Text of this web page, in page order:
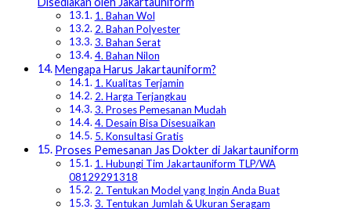
1. Bahan Wol
2. Bahan Polyester
3. Bahan Serat
4. Bahan Nilon
Mengapa Harus Jakartauniform?
1. Kualitas Terjamin
2. Harga Terjangkau
3. Proses Pemesanan Mudah
4. Desain Bisa Disesuaikan
5. Konsultasi Gratis
Proses Pemesanan Jas Dokter di Jakartauniform
1. Hubungi Tim Jakartauniform TLP/WA
08129291318
2. Tentukan Model yang Ingin Anda Buat
3. Tentukan Jumlah & Ukuran Seragam